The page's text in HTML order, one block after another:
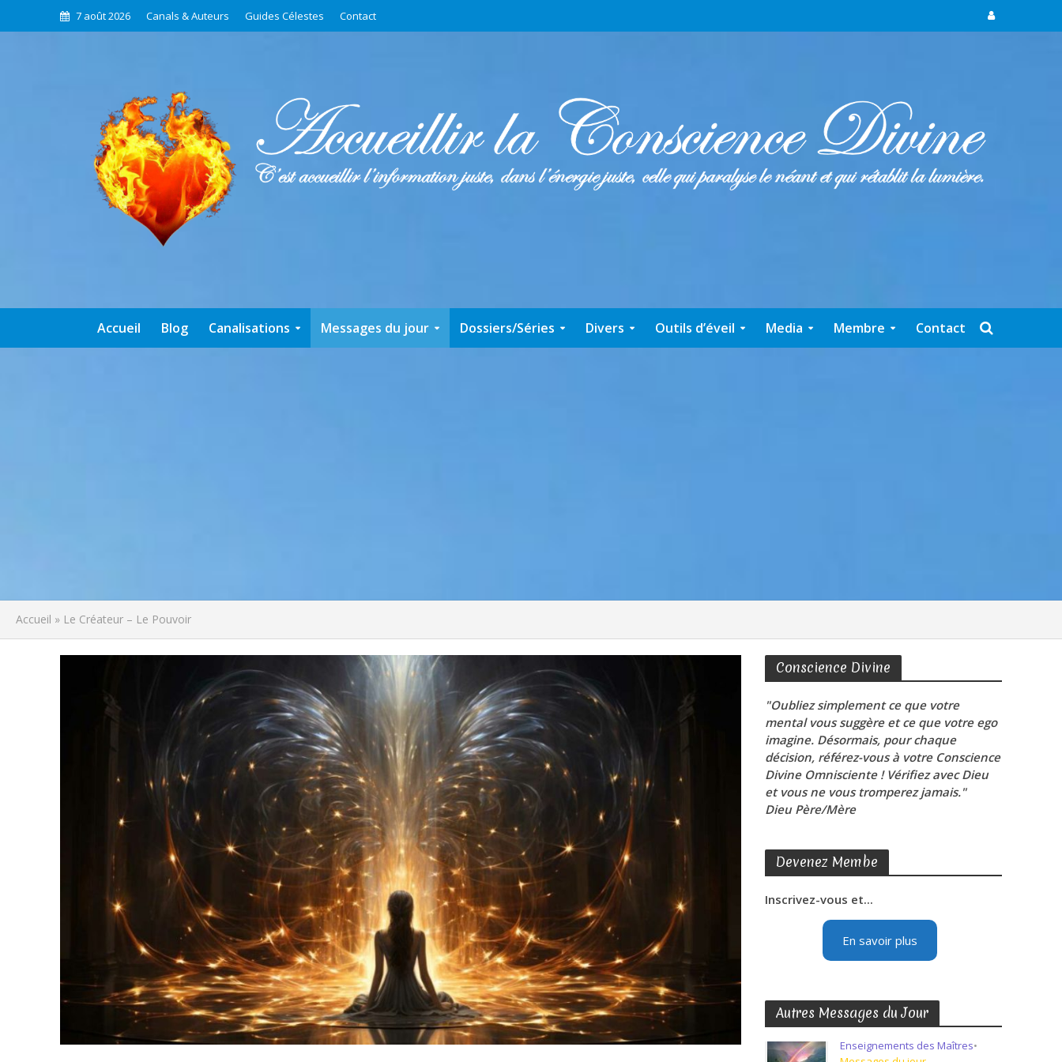
7 août 2026 Canals & Auteurs Guides Célestes Contact
Accueil Blog Canalisations Messages du jour Dossiers/Séries Divers Outils d’éveil Media Membre Contact
Accueil » Le Créateur – Le Pouvoir
Conscience Divine
"Oubliez simplement ce que votre
mental vous suggère et ce que votre ego
imagine. Désormais, pour chaque
décision, référez-vous à votre Conscience
Divine Omnisciente ! Vérifiez avec Dieu
et vous ne vous tromperez jamais."
Dieu Père/Mère
Devenez Membe
Inscrivez-vous et...
En savoir plus
Autres Messages du Jour
Enseignements des Maîtres•